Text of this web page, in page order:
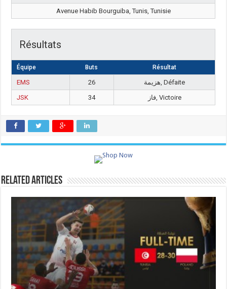
Avenue Habib Bourguiba, Tunis, Tunisie
Résultats
Équipe Buts Résultat
EMS 26
هزيمة, Défaite
JSK
34 فاز, Victoire
Related Articles